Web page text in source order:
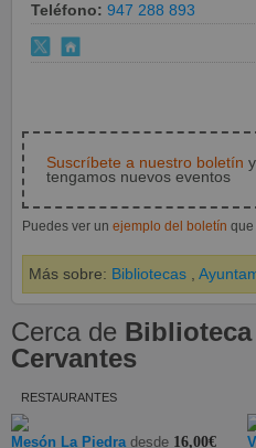
Teléfono: 947 288 893
Suscríbete a nuestro boletín
tengamos nuevos eventos
Puedes ver un ejemplo del boletín que
Más sobre: Bibliotecas
Cerca de
Cervantes
RESTAURANTES
Mesón La Piedra desde 16,00€